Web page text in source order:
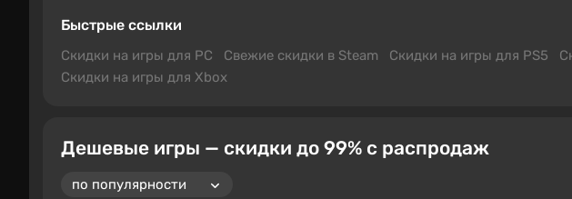
Быстрые ссылки
Скидки на игры для PC Свежие скидки в Steam Скидки на игры для PS5
Скидки на игры для Xbox
Дешевые игры — скидки до 99% с распродаж